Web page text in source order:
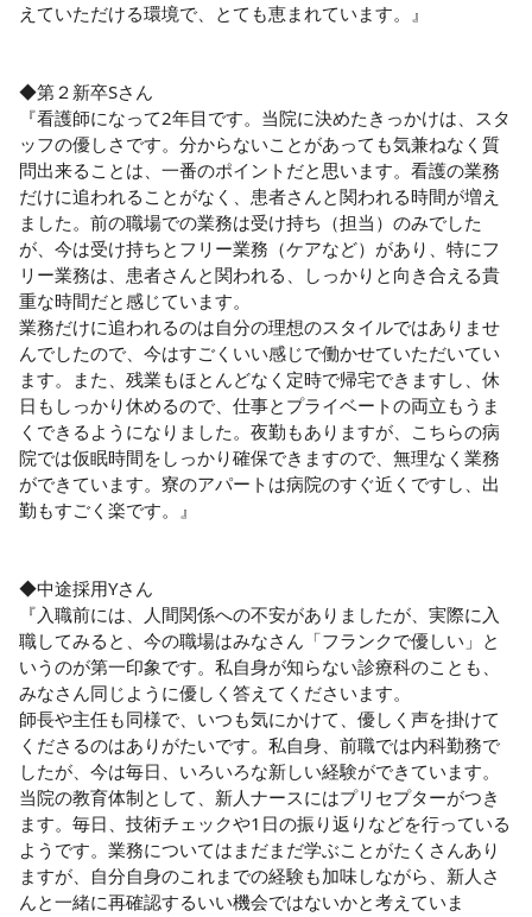
えていただける環境で、とても恵まれています。』
◆第２新卒Sさん
『看護師になって2年目です。当院に決めたきっかけは、スタ
ッフの優しさです。分からないことがあっても気兼ねなく質
問出来ることは、一番のポイントだと思います。看護の業務
だけに追われることがなく、患者さんと関われる時間が増え
ました。前の職場での業務は受け持ち（担当）のみでした
が、今は受け持ちとフリー業務（ケアなど）があり、特にフ
リー業務は、患者さんと関われる、しっかりと向き合える貴
重な時間だと感じています。
業務だけに追われるのは自分の理想のスタイルではありませ
んでしたので、今はすごくいい感じで働かせていただいてい
ます。また、残業もほとんどなく定時で帰宅できますし、休
日もしっかり休めるので、仕事とプライベートの両立もうま
くできるようになりました。夜勤もありますが、こちらの病
院では仮眠時間をしっかり確保できますので、無理なく業務
ができています。寮のアパートは病院のすぐ近くですし、出
勤もすごく楽です。』
◆中途採用Yさん
『入職前には、人間関係への不安がありましたが、実際に入
職してみると、今の職場はみなさん「フランクで優しい」と
いうのが第一印象です。私自身が知らない診療科のことも、
みなさん同じように優しく答えてくださいます。
師長や主任も同様で、いつも気にかけて、優しく声を掛けて
くださるのはありがたいです。私自身、前職では内科勤務で
したが、今は毎日、いろいろな新しい経験ができています。
当院の教育体制として、新人ナースにはプリセプターがつき
ます。毎日、技術チェックや1日の振り返りなどを行っている
ようです。業務についてはまだまだ学ぶことがたくさんあり
ますが、自分自身のこれまでの経験も加味しながら、新人さ
んと一緒に再確認するいい機会ではないかと考えていま